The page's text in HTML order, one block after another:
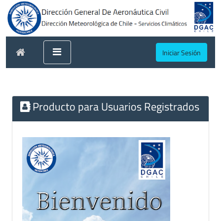
Iniciar Sesión
Producto para Usuarios Registrados